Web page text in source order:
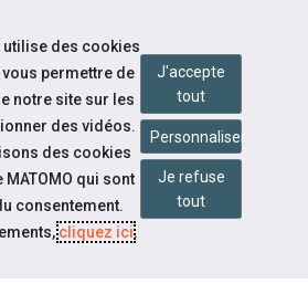
: FORUM
utilise des cookies
permettre de
notre site sur les
des vidéos.
des cookies
qui sont
consentement.
cliquez ici.
J'accepte
tout
Personnaliser
Je refuse
tout